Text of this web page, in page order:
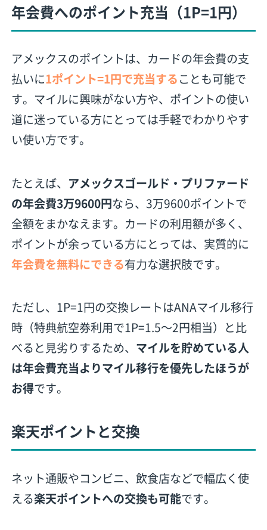
年会費へのポイント充当（1P=1円）
アメックスのポイントは、カードの年会費の支
払いに1ポイント=1円で充当することも可能で
す。マイルに興味がない方や、ポイントの使い
道に迷っている方にとっては手軽でわかりやす
い使い方です。
たとえば、 アメックスゴールド・プリファード
の年会費3万9600円なら、3万9600ポイントで
全額をまかなえます。カードの利用額が多く、
ポイントが余っている方にとっては、実質的に
年会費を無料にできる有力な選択肢です。
ただし、1P=1円の交換レートはANAマイル移行
時（特典航空券利用で1P=1.5〜2円相当）と比
べると見劣りするため、 マイルを貯めている人
は年会費充当よりマイル移行を優先したほうが
お得です。
楽天ポイントと交換
ネット通販やコンビニ、飲食店などで幅広く使
える楽天ポイントへの交換も可能です。